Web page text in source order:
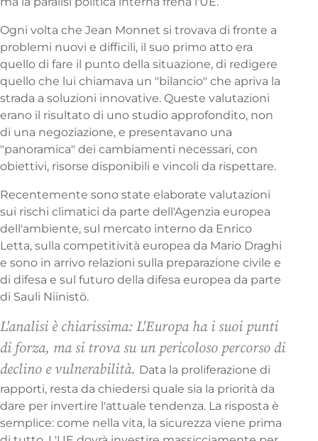
Ogni volta che Jean Monnet si trovava di fronte a
problemi nuovi e difficili, il suo primo atto era
quello di fare il punto della situazione, di redigere
quello che lui chiamava un "bilancio" che apriva la
strada a soluzioni innovative. Queste valutazioni
erano il risultato di uno studio approfondito, non
di una negoziazione, e presentavano una
"panoramica" dei cambiamenti necessari, con
obiettivi, risorse disponibili e vincoli da rispettare.
Recentemente sono state elaborate valutazioni
sui rischi climatici da parte dell'Agenzia europea
dell'ambiente, sul mercato interno da Enrico
Letta, sulla competitività europea da Mario Draghi
e sono in arrivo relazioni sulla preparazione civile e
di difesa e sul futuro della difesa europea da parte
di Sauli Niinistö.
L'analisi è chiarissima: L'Europa ha i suoi punti
di forza, ma si trova su un pericoloso percorso di
declino e vulnerabilità. Data la proliferazione di
rapporti, resta da chiedersi quale sia la priorità da
dare per invertire l'attuale tendenza. La risposta è
semplice: come nella vita, la sicurezza viene prima